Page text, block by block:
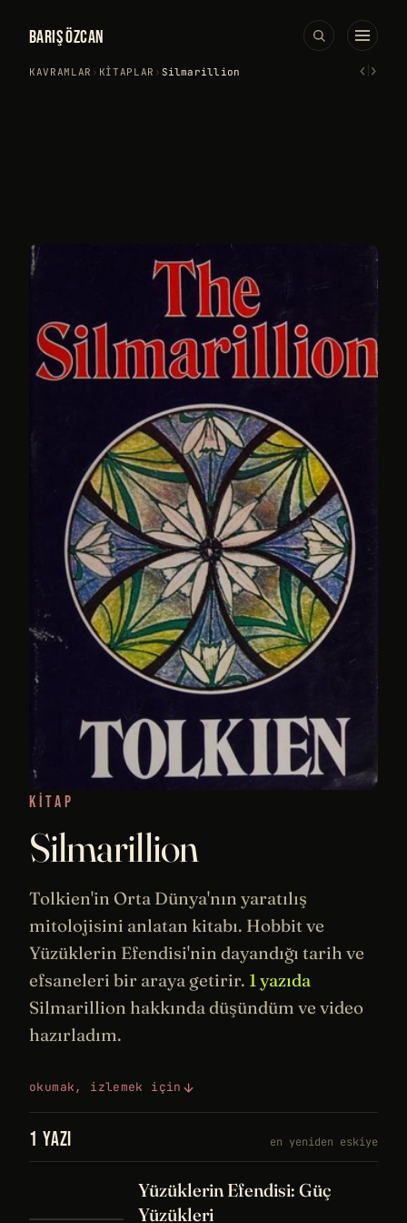
BARIŞ ÖZCAN
KAVRAMLAR › KITAPLAR › Silmarillion ‹›
KITAP
Silmarillion
Tolkien'in Orta Dünya'nın yaratılış
mitolojisini anlatan kitabı. Hobbitve
Yüzüklerin Efendisi'nin dayandığı tarih ve
efsaneleri bir araya getirir. 1 yazıda
Silmarillion hakkında düşündüm ve video
hazırladım.
okumak, izlemek için
1 YAZI en yeniden eskiye
Yüzüklerin Efendisi: Güç
Yüzükleri